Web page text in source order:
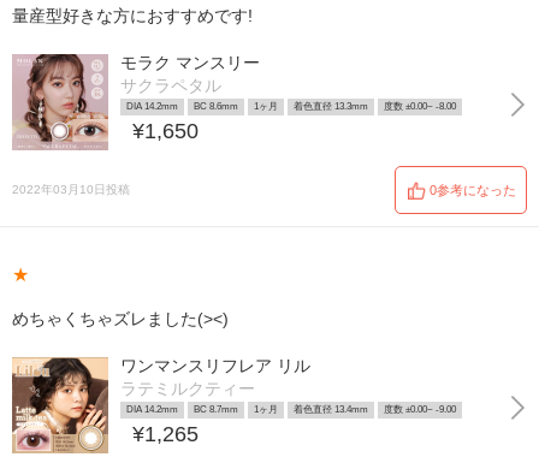
量産型好きな方におすすめです!
モラク マンスリー
サクラペタル
DIA 14.2mm BC 8.6mm 1ヶ月 着色直径 13.3mm 度数 ±0.00~ -8.00
¥1,650
2022年03月10日投稿 0参考になった
★
めちゃくちゃズレました(><)
ワンマンスリフレア リル
ラテミルクティー
DIA 14.2mm BC 8.7mm 1ヶ月 着色直径 13.4mm 度数 ±0.00~ -9.00
¥1,265